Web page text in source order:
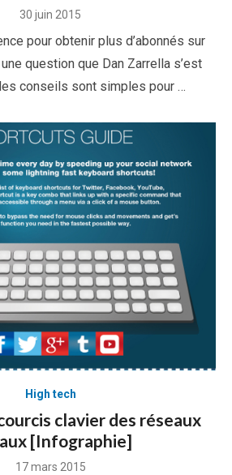
Posted
30 juin 2015
pour obtenir plus d’abonnés sur
une question que Dan Zarrella s’est
conseils sont simples pour …
High tech
clavier des réseaux
[Infographie]
Posted
17 mars 2015